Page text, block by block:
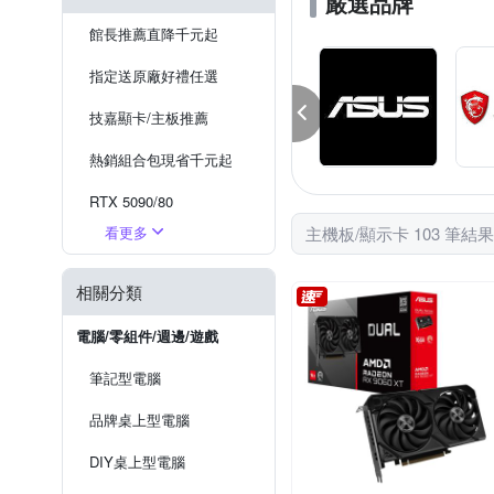
館長推薦直降千元起
指定送原廠好禮任選
技嘉顯卡/主板推薦
熱銷組合包現省千元起
RTX 5090/80
RTX 5070Ti/70
RTX 5060Ti/60/50
看更多
相關分類
電腦/零組件/週邊/遊戲
筆記型電腦
品牌桌上型電腦
DIY桌上型電腦
主機板/顯示卡 103 筆結果